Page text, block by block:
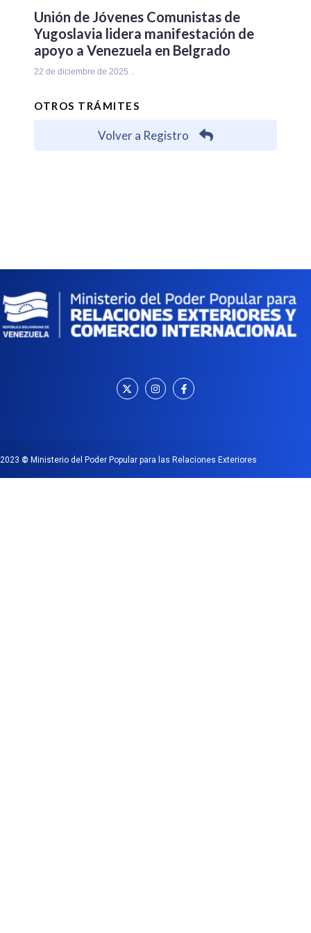
Unión de Jóvenes Comunistas de
Yugoslavia lidera manifestación de
apoyo a Venezuela en Belgrado
22 de diciembre de 2025
OTROS TRÁMITES
Volver a Registro
2023 © Ministerio del Poder Popular para las Relaciones Exteriores